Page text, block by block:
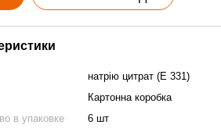
натрію цитрат (Е 331)
Картонна коробка
в упаковке
6 шт